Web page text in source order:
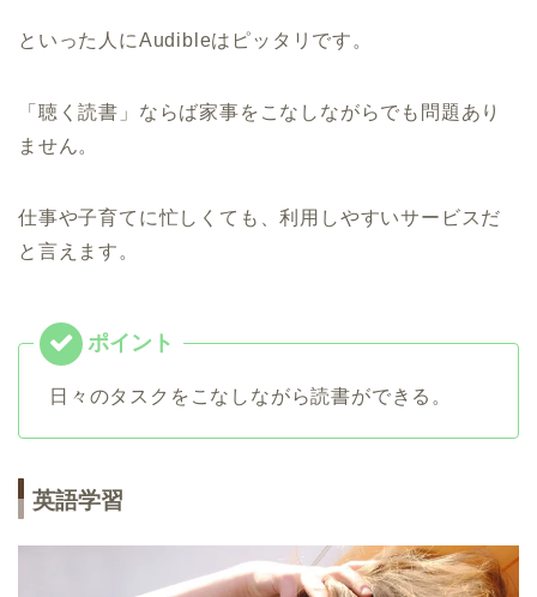
といった人にAudibleはピッタリです。
「聴く読書」ならば家事をこなしながらでも問題あり
ません。
仕事や子育てに忙しくても、利用しやすいサービスだ
と言えます。
日々のタスクをこなしながら読書ができる。
英語学習